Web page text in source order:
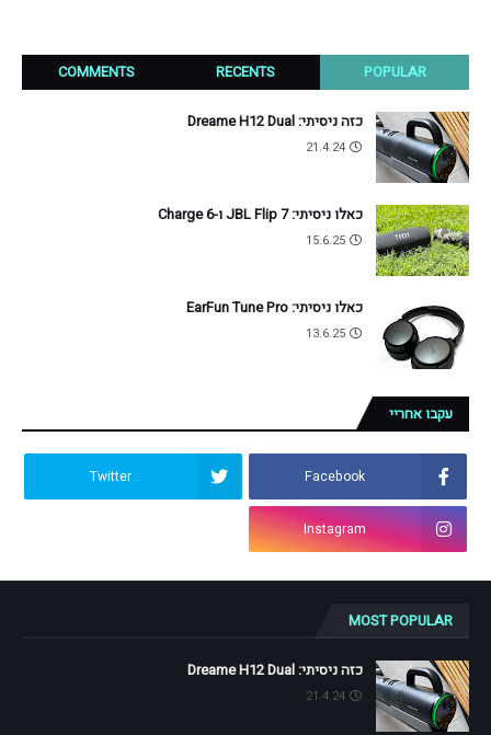
POPULAR
RECENTS
COMMENTS
כזה ניסיתי: Dreame H12 Dual
21.4.24
כאלו ניסיתי: JBL Flip 7 ו-Charge 6
15.6.25
כאלו ניסיתי: EarFun Tune Pro
13.6.25
עקבו אחריי
Facebook
Twitter
Instagram
MOST POPULAR
כזה ניסיתי: Dreame H12 Dual
21.4.24